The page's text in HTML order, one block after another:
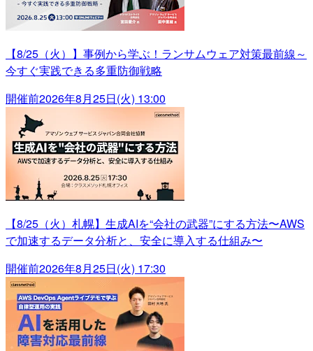
【8/25（火）】事例から学ぶ！ランサムウェア対策最前線～
今すぐ実践できる多重防御戦略
開催前2026年8月25日(火) 13:00
【8/25（火）札幌】生成AIを“会社の武器”にする方法〜AWS
で加速するデータ分析と、安全に導入する仕組み〜
開催前2026年8月25日(火) 17:30